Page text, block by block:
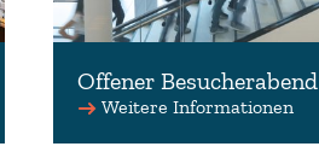
Offener Besucherabend
Keine Anmeldung erforderlich.
Weitere Informationen